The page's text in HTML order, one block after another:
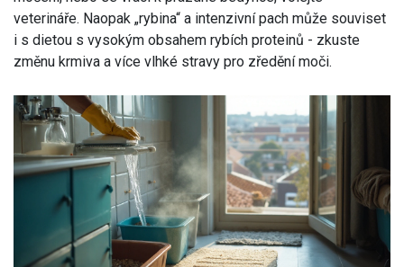
veterináře. Naopak „rybina“ a intenzivní pach může souviset
i s dietou s vysokým obsahem rybích proteinů - zkuste
změnu krmiva a více vlhké stravy pro zředění moči.